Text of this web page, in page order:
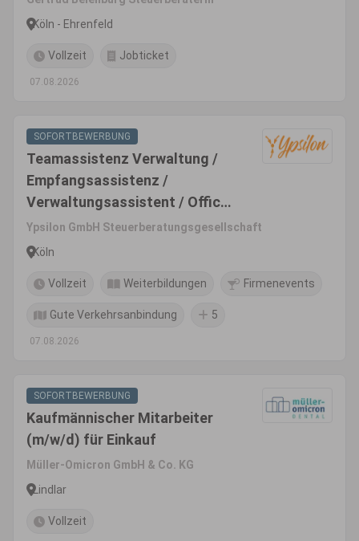
Köln - Ehrenfeld
Vollzeit Jobticket
07.08.2026
SOFORTBEWERBUNG
Teamassistenz Verwaltung /
Empfangsassistenz /
Verwaltungsassistent / Office-
Manager (m/w/d)
Ypsilon GmbH Steuerberatungsgesellschaft
Köln
Vollzeit Weiterbildungen Firmenevents
Gute Verkehrsanbindung 5
07.08.2026
SOFORTBEWERBUNG
Kaufmännischer Mitarbeiter
(m/w/d) für Einkauf
Müller-Omicron GmbH & Co. KG
Lindlar
Vollzeit